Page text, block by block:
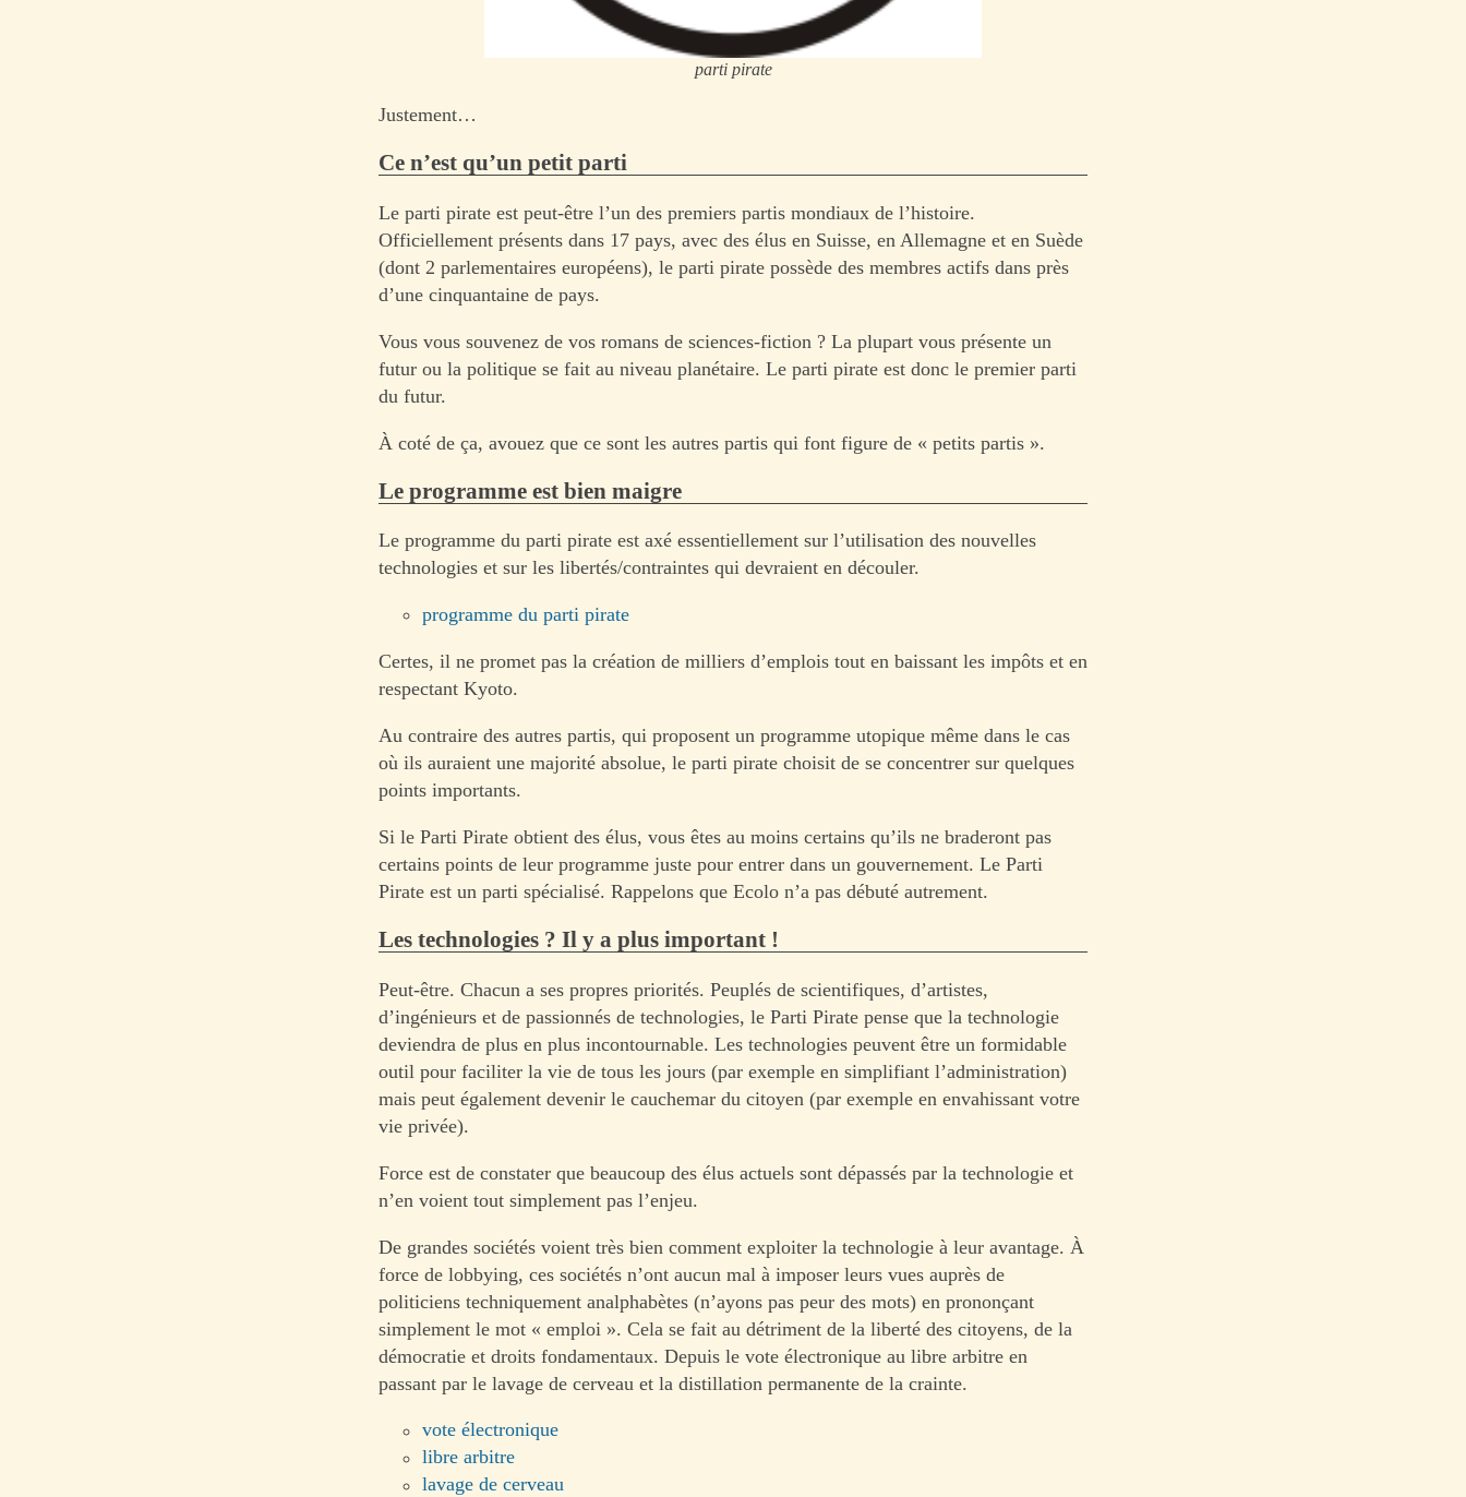
parti pirate
Justement…
Ce n’est qu’un petit parti
Le parti pirate est peut-être l’un des premiers partis mondiaux de l’histoire.
Officiellement présents dans 17 pays, avec des élus en Suisse, en Allemagne et en Suède
(dont 2 parlementaires européens), le parti pirate possède des membres actifs dans près
d’une cinquantaine de pays.
Vous vous souvenez de vos romans de sciences-fiction ? La plupart vous présente un
futur ou la politique se fait au niveau planétaire. Le parti pirate est donc le premier parti
du futur.
À coté de ça, avouez que ce sont les autres partis qui font figure de « petits partis ».
Le programme est bien maigre
Le programme du parti pirate est axé essentiellement sur l’utilisation des nouvelles
technologies et sur les libertés/contraintes qui devraient en découler.
programme du parti pirate
Certes, il ne promet pas la création de milliers d’emplois tout en baissant les impôts et en
respectant Kyoto.
Au contraire des autres partis, qui proposent un programme utopique même dans le cas
où ils auraient une majorité absolue, le parti pirate choisit de se concentrer sur quelques
points importants.
Si le Parti Pirate obtient des élus, vous êtes au moins certains qu’ils ne braderont pas
certains points de leur programme juste pour entrer dans un gouvernement. Le Parti
Pirate est un parti spécialisé. Rappelons que Ecolo n’a pas débuté autrement.
Les technologies ? Il y a plus important !
Peut-être. Chacun a ses propres priorités. Peuplés de scientifiques, d’artistes,
d’ingénieurs et de passionnés de technologies, le Parti Pirate pense que la technologie
deviendra de plus en plus incontournable. Les technologies peuvent être un formidable
outil pour faciliter la vie de tous les jours (par exemple en simplifiant l’administration)
mais peut également devenir le cauchemar du citoyen (par exemple en envahissant votre
vie privée).
Force est de constater que beaucoup des élus actuels sont dépassés par la technologie et
n’en voient tout simplement pas l’enjeu.
De grandes sociétés voient très bien comment exploiter la technologie à leur avantage. À
force de lobbying, ces sociétés n’ont aucun mal à imposer leurs vues auprès de
politiciens techniquement analphabètes (n’ayons pas peur des mots) en prononçant
simplement le mot « emploi ». Cela se fait au détriment de la liberté des citoyens, de la
démocratie et droits fondamentaux. Depuis le vote électronique au libre arbitre en
passant par le lavage de cerveau et la distillation permanente de la crainte.
vote électronique
libre arbitre
lavage de cerveau